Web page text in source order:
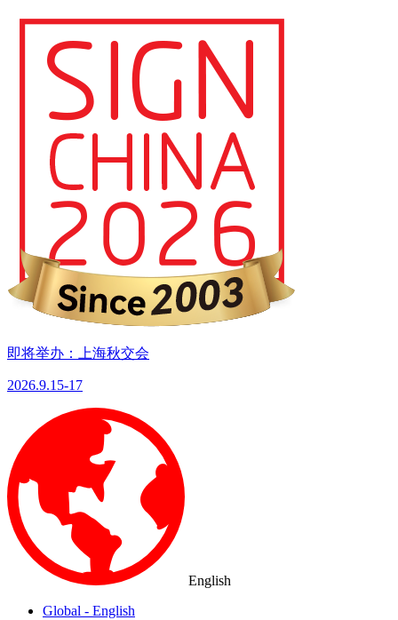
即将举办：上海秋交会
2026.9.15-17
English
Global - English